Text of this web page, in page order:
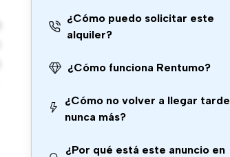
¿Cómo puedo solicitar este
alquiler?
¿Cómo funciona Rentumo?
¿Cómo no volver a llegar tarde
nunca más?
¿Por qué está este anuncio en